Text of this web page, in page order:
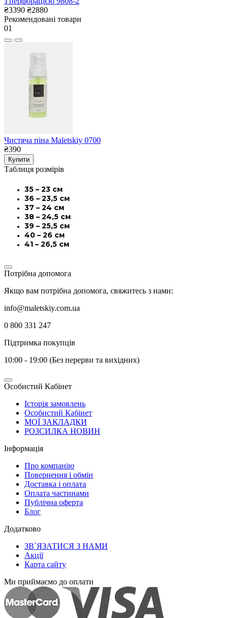
₴3390 ₴2880
Рекомендовані товари
01
Чистяча піна Maletskiy 0700
₴390
Купити
Таблиця розмірів
35 – 23 см
36 – 23,5 см
37 – 24 см
38 – 24,5 см
39 – 25,5 см
40 – 26 см
41 – 26,5 см
Потрібна допомога
Якщо вам потрібна допомога, свяжитесь з нами:
info@maletskiy.com.ua
0 800 331 247
Підтримка покупців
10:00 - 19:00 (Без перерви та вихідних)
Особистий Кабінет
Історія замовлень
Особистий Кабінет
МОЇ ЗАКЛАДКИ
РОЗСИЛКА НОВИН
Інформація
Про компанію
Повернення і обмін
Доставка і оплата
Оплата частинами
Публічна оферта
Блог
Додатково
ЗВ`ЯЗАТИСЯ З НАМИ
Акції
Карта сайту
Ми приймаємо до оплати